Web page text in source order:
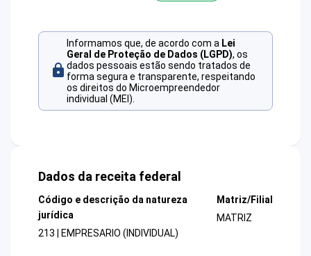
Informamos que, de acordo com a Lei
Geral de Proteção de Dados (LGPD), os
dados pessoais estão sendo tratados de
forma segura e transparente, respeitando
os direitos do Microempreendedor
individual (MEI).
Dados da receita federal
Código e descrição da natureza
jurídica
213 | EMPRESARIO (INDIVIDUAL)
Matriz/Filial
MATRIZ